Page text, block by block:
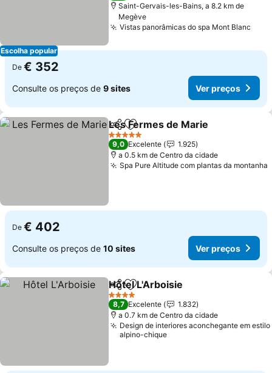
Escolha popular
Saint-Gervais-les-Bains, a 8.2 km de
Megève
Vistas panorâmicas do spa Mont Blanc
De € 352
Consulte os preços de 9 sites Ver preços
PartilharAdicionar aos favoritos
Les Fermes de Marie
5 Estrelas
9,0 Excelente
1.925
a 0.5 km de Centro da cidade
Spa Pure Altitude com plantas da montanha
De € 402
Consulte os preços de 10 sites Ver preços
PartilharAdicionar aos favoritos
Hôtel L'Arboisie
4 Estrelas
8,7 Excelente
1.832
a 0.7 km de Centro da cidade
Design de interiores aconchegante em estilo
alpino-chique